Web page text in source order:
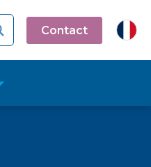
Contact